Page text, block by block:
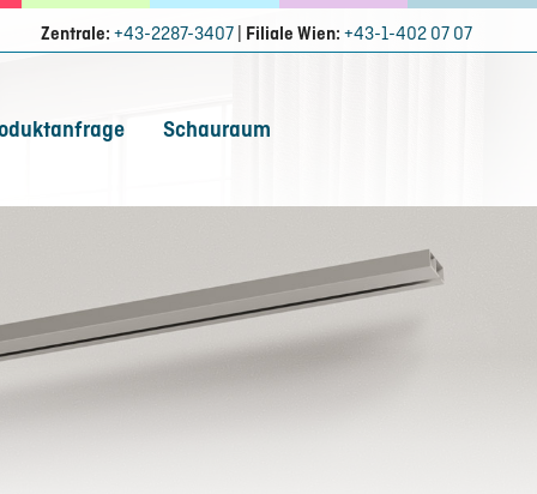
Zentrale: +43-2287-3407 Filiale Wien: +43-1-402 07 07
Schauraum